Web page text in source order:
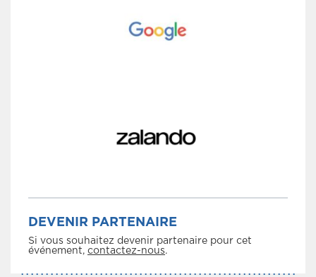
DEVENIR PARTENAIRE
Si vous souhaitez devenir partenaire pour cet
événement, contactez-nous.